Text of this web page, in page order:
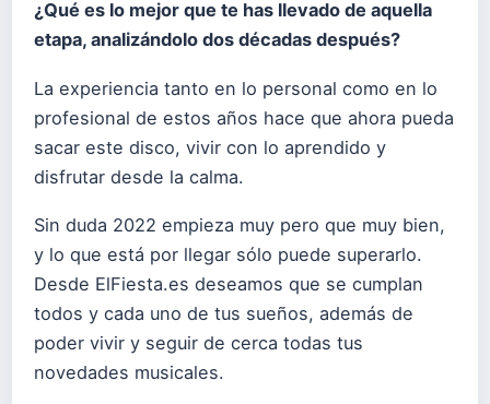
¿Qué es lo mejor que te has llevado de aquella
etapa, analizándolo dos décadas después?
La experiencia tanto en lo personal como en lo
profesional de estos años hace que ahora pueda
sacar este disco, vivir con lo aprendido y
disfrutar desde la calma.
Sin duda 2022 empieza muy pero que muy bien,
y lo que está por llegar sólo puede superarlo.
Desde ElFiesta.es deseamos que se cumplan
todos y cada uno de tus sueños, además de
poder vivir y seguir de cerca todas tus
novedades musicales.